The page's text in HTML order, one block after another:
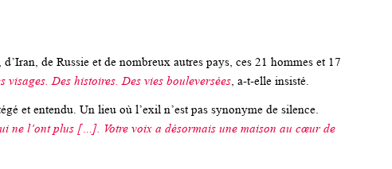
de Russie et de nombreux autres pays, ces 21 hommes et 17
visages. Des histoires. Des vies bouleversées , a-t-elle insisté.
et entendu. Un lieu où l’exil n’est pas synonyme de silence.
ne l’ont plus […]. Votre voix a désormais une maison au cœur de